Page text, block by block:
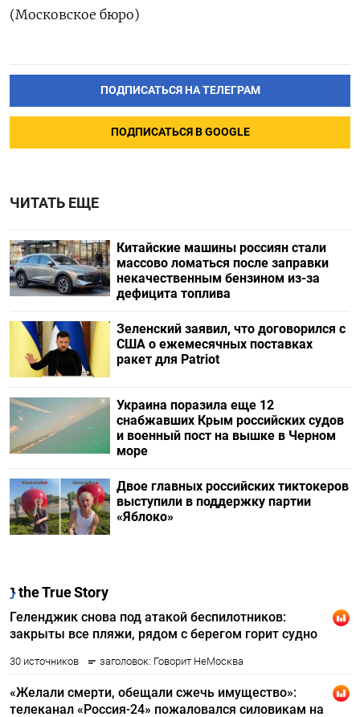
(Московское бюро)
ПОДПИСАТЬСЯ НА ТЕЛЕГРАМ
ПОДПИСАТЬСЯ В GOOGLE
ЧИТАТЬ ЕЩЕ
Китайские машины россиян стали
массово ломаться после заправки
некачественным бензином из-за
дефицита топлива
Зеленский заявил, что договорился с
США о ежемесячных поставках
ракет для Patriot
Украина поразила еще 12
снабжавших Крым российских судов
и военный пост на вышке в Черном
море
Двое главных российских тиктокеров
выступили в поддержку партии
«Яблоко»